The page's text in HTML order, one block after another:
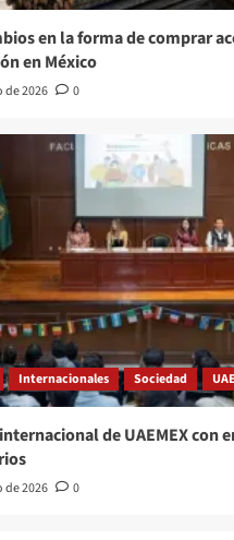
en la forma de comprar
en México
de 2026 0
Internacionales Sociedad
de UAEMEX con
de 2026 0